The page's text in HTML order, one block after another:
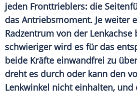
jeden Fronttrieblers: die
das Antriebsmoment. Je weiter
Radzentrum von der Lenkachse
schwieriger wird es für das
beide Kräfte einwandfrei zu
dreht es durch oder kann den
Lenkwinkel nicht einhalten, und